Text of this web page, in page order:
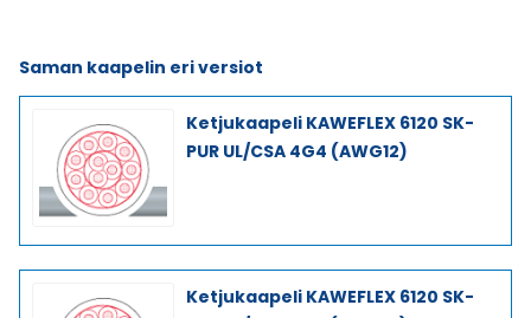
Saman kaapelin eri versiot
Ketjukaapeli KAWEFLEX 6120 SK-
PUR UL/CSA 4G4 (AWG12)
Ketjukaapeli KAWEFLEX 6120 SK-